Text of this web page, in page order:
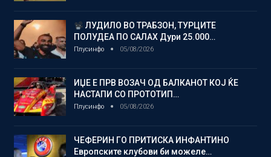
ЛУДИЛО ВО ТРАБЗОН, ТУРЦИТЕ
ПОЛУДЕА ПО САЛАХ Дури 25.000…
Плусинфо 05/08/2026
ИЏЕ Е ПРВ ВОЗАЧ ОД БАЛКАНОТ КОЈ ЌЕ
НАСТАПИ СО ПРОТОТИП…
Плусинфо 05/08/2026
ЧЕФЕРИН ГО ПРИТИСКА ИНФАНТИНО
Европските клубови би можеле…